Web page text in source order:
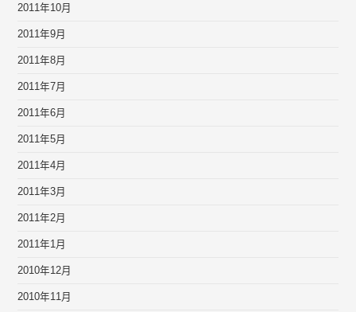
2011年10月
2011年9月
2011年8月
2011年7月
2011年6月
2011年5月
2011年4月
2011年3月
2011年2月
2011年1月
2010年12月
2010年11月